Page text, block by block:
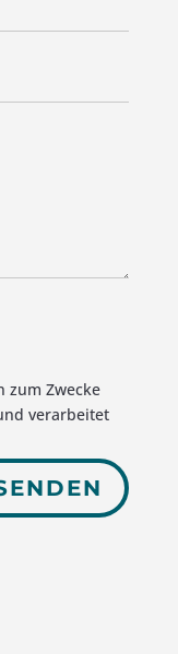
zum Zwecke
verarbeitet